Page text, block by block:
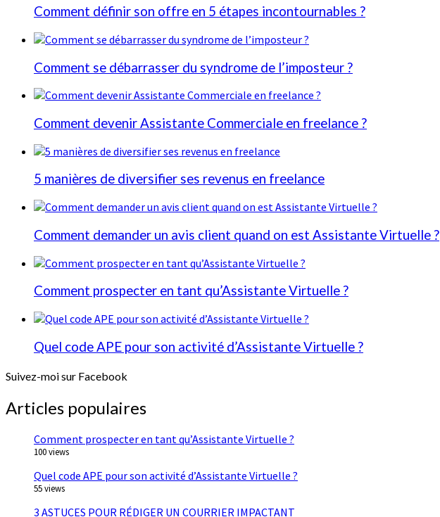
Comment définir son offre en 5 étapes incontournables ?
Comment se débarrasser du syndrome de l’imposteur ?
Comment devenir Assistante Commerciale en freelance ?
5 manières de diversifier ses revenus en freelance
Comment demander un avis client quand on est Assistante Virtuelle ?
Comment prospecter en tant qu’Assistante Virtuelle ?
Quel code APE pour son activité d’Assistante Virtuelle ?
Suivez-moi sur Facebook
Articles populaires
Comment prospecter en tant qu’Assistante Virtuelle ?
100 views
Quel code APE pour son activité d’Assistante Virtuelle ?
55 views
3 ASTUCES POUR RÉDIGER UN COURRIER IMPACTANT